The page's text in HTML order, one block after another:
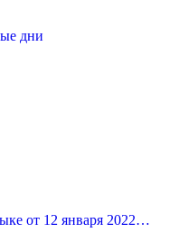
дни
от 12 января 2022…